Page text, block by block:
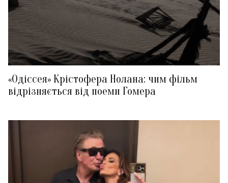
«Одіссея» Крістофера Нолана: чим фільм
відрізняється від поеми Гомера